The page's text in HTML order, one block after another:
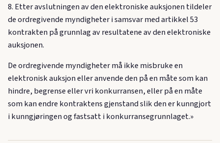
8. Etter avslutningen av den elektroniske auksjonen tildeler
de ordregivende myndigheter i samsvar med artikkel 53
kontrakten på grunnlag av resultatene av den elektroniske
auksjonen.
De ordregivende myndigheter må ikke misbruke en
elektronisk auksjon eller anvende den på en måte som kan
hindre, begrense eller vri konkurransen, eller på en måte
som kan endre kontraktens gjenstand slik den er kunngjort
i kunngjøringen og fastsatt i konkurransegrunnlaget.»